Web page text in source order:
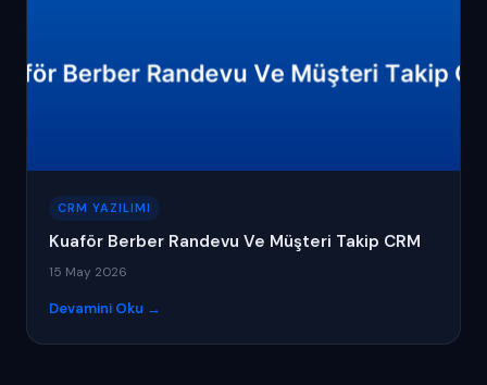
CRM YAZILIMI
Kuaför Berber Randevu Ve Müşteri Takip CRM
15 May 2026
Devamini Oku →